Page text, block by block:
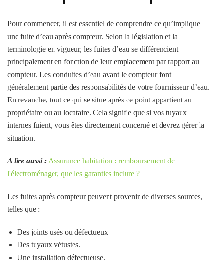
Pour commencer, il est essentiel de comprendre ce qu’implique
une fuite d’eau après compteur. Selon la législation et la
terminologie en vigueur, les fuites d’eau se différencient
principalement en fonction de leur emplacement par rapport au
compteur. Les conduites d’eau avant le compteur font
généralement partie des responsabilités de votre fournisseur d’eau.
En revanche, tout ce qui se situe après ce point appartient au
propriétaire ou au locataire. Cela signifie que si vos tuyaux
internes fuient, vous êtes directement concerné et devrez gérer la
situation.
A lire aussi : Assurance habitation : remboursement de
l'électroménager, quelles garanties inclure ?
Les fuites après compteur peuvent provenir de diverses sources,
telles que :
Des joints usés ou défectueux.
Des tuyaux vétustes.
Une installation défectueuse.